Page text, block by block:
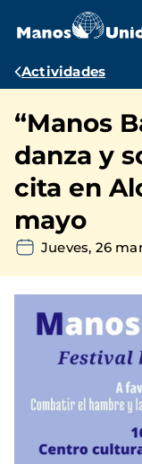
contenido
Ruta
Actividades
“Manos
danza y
cita en
mayo
Jueves, 26